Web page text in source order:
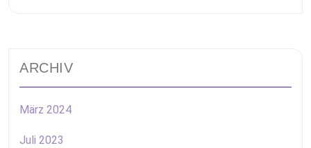
ARCHIV
März 2024
Juli 2023